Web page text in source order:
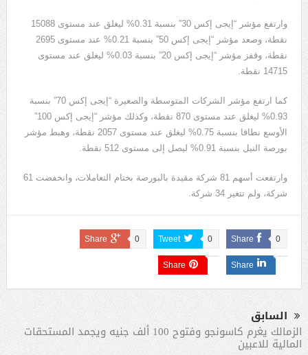
وارتفع مؤشر “إيجى إكس 30” بنسبة 0.31% ليغلق عند مستوى 15088
نقطة، وصعد مؤشر “إيجى إكس 50” بنسبة 0.21% عند مستوى 2695
نقطة، وقفز مؤشر “إيجى إكس 20” بنسبة 0.03% ليغلق عند مستوى
14715 نقطة.
كما ارتفع مؤشر الشركات المتوسطة والصغيرة “إيجى إكس 70” بنسبة
0.93% ليغلق عند مستوى 870 نقطة، وكذلك مؤشر “إيجى إكس 100”
الأوسع نطاقا بنسبة 0.75% ليغلق عند مستوى 2057 نقطة، وهبط مؤشر
بورصة النيل بنسبة 0.91% ليصل إلى مستوى 512 نقطة.
وارتفعت أسهم 81 شركة مقيدة بالبورصة بختام التعاملات، وانخفضت 61
شركة، ولم تتغير 34 شركة.
Share 0
Tweet 0
Share 0
Share
Share
السابق
الزمالك يغرم كاسونجو وفتوح 100 ألف جنيه ويجمد المستحقات
المالية للاعبين